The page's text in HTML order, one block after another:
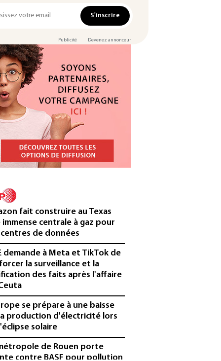
S'inscrire
Publicité Devenez annonceur
fait construire au Texas
immense centrale à gaz pour
centres de données
demande à Meta et TikTok de
la surveillance et la
des faits après l'affaire
se prépare à une baisse
production d'électricité lors
solaire
de Rouen porte
contre BASF pour pollution